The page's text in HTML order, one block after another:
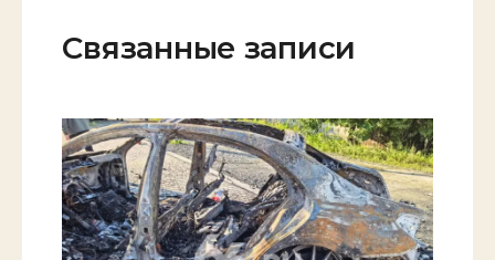
Связанные записи